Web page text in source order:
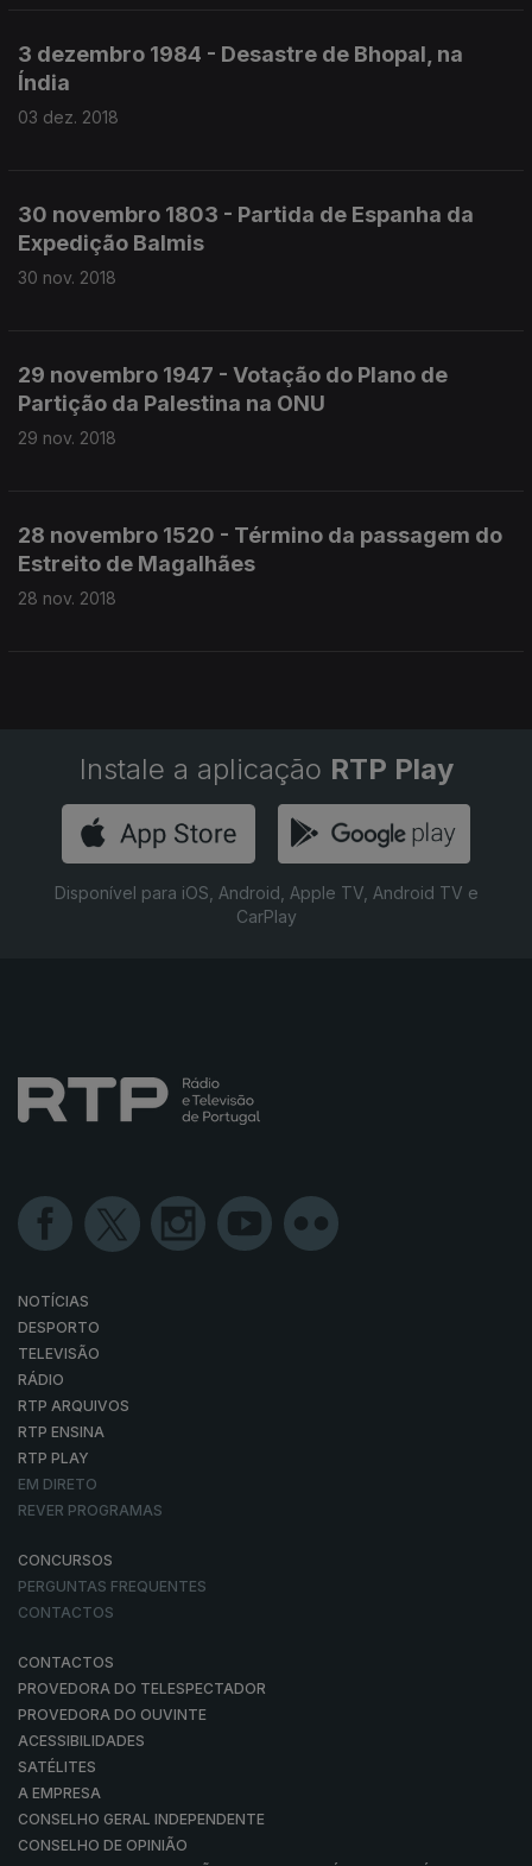
3 dezembro 1984 - Desastre de Bhopal, na
Índia
03 dez. 2018
30 novembro 1803 - Partida de Espanha da
Expedição Balmis
30 nov. 2018
29 novembro 1947 - Votação do Plano de
Partição da Palestina na ONU
29 nov. 2018
28 novembro 1520 - Término da passagem do
Estreito de Magalhães
28 nov. 2018
Instale a aplicação RTP Play
Disponível para iOS, Android, Apple TV, Android TV e
CarPlay
NOTÍCIAS
DESPORTO
TELEVISÃO
RÁDIO
RTP ARQUIVOS
RTP ENSINA
RTP PLAY
EM DIRETO
REVER PROGRAMAS
CONCURSOS
PERGUNTAS FREQUENTES
CONTACTOS
CONTACTOS
PROVEDORA DO TELESPECTADOR
PROVEDORA DO OUVINTE
ACESSIBILIDADES
SATÉLITES
A EMPRESA
CONSELHO GERAL INDEPENDENTE
CONSELHO DE OPINIÃO